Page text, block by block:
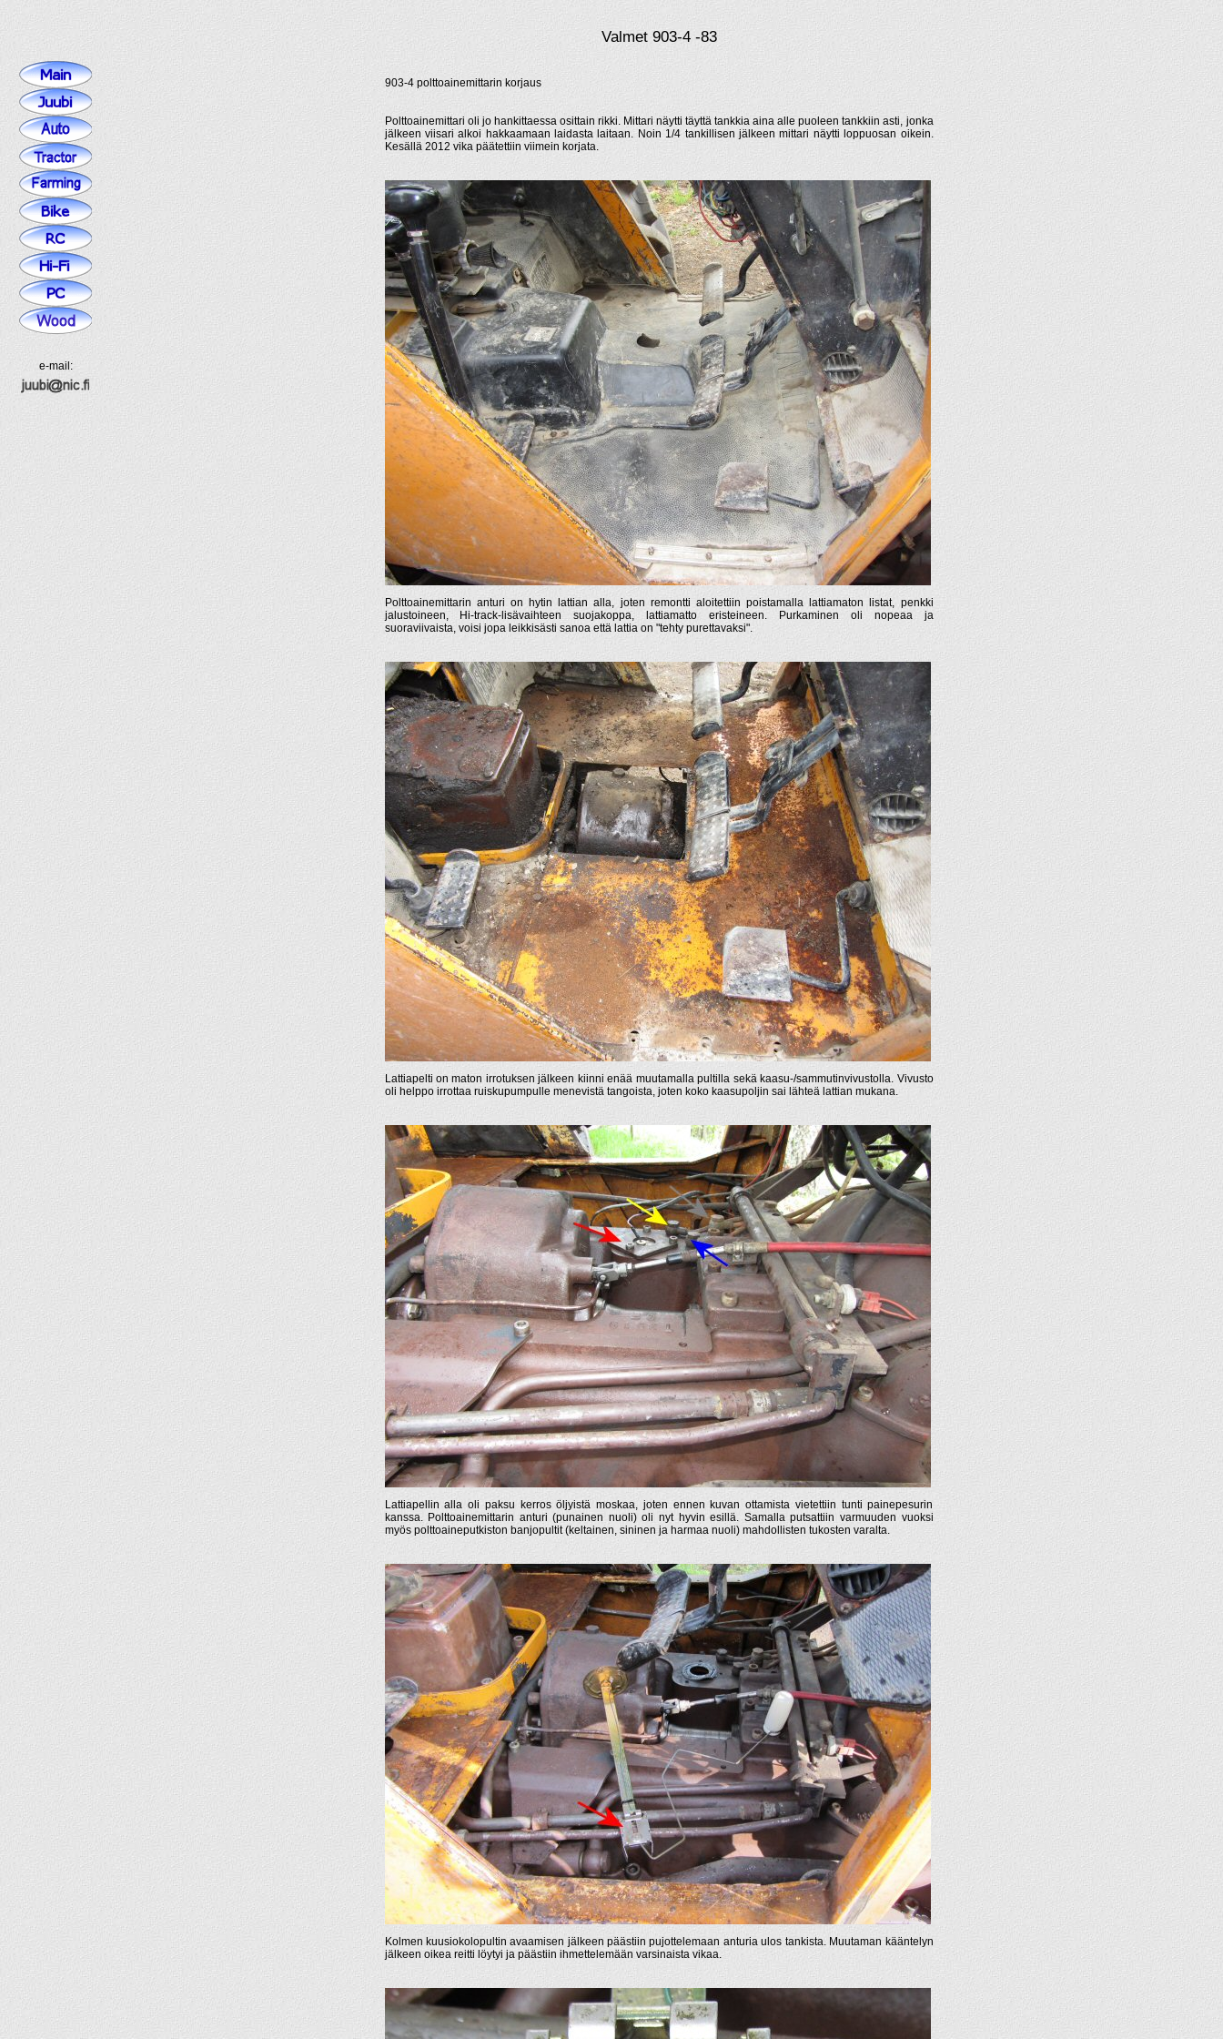
e-mail:
Valmet 903-4 -83
903-4 polttoainemittarin korjaus
Polttoainemittari oli jo hankittaessa osittain rikki. Mittari näytti täyttä tankkia aina alle puoleen tankkiin asti, jonka
jälkeen viisari alkoi hakkaamaan laidasta laitaan. Noin 1/4 tankillisen jälkeen mittari näytti loppuosan oikein.
Kesällä 2012 vika päätettiin viimein korjata.
Polttoainemittarin anturi on hytin lattian alla, joten remontti aloitettiin poistamalla lattiamaton listat, penkki
jalustoineen, Hi-track-lisävaihteen suojakoppa, lattiamatto eristeineen. Purkaminen oli nopeaa ja
suoraviivaista, voisi jopa leikkisästi sanoa että lattia on "tehty purettavaksi".
Lattiapelti on maton irrotuksen jälkeen kiinni enää muutamalla pultilla sekä kaasu-/sammutinvivustolla. Vivusto
oli helppo irrottaa ruiskupumpulle menevistä tangoista, joten koko kaasupoljin sai lähteä lattian mukana.
Lattiapellin alla oli paksu kerros öljyistä moskaa, joten ennen kuvan ottamista vietettiin tunti painepesurin
kanssa. Polttoainemittarin anturi (punainen nuoli) oli nyt hyvin esillä. Samalla putsattiin varmuuden vuoksi
myös polttoaineputkiston banjopultit (keltainen, sininen ja harmaa nuoli) mahdollisten tukosten varalta.
Kolmen kuusiokolopultin avaamisen jälkeen päästiin pujottelemaan anturia ulos tankista. Muutaman kääntelyn
jälkeen oikea reitti löytyi ja päästiin ihmettelemään varsinaista vikaa.